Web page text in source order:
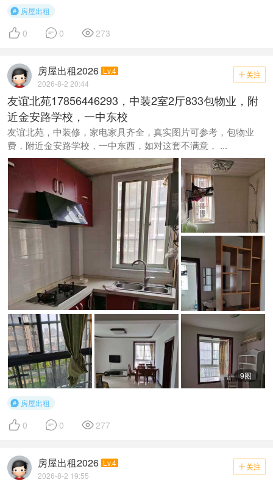
 房屋出租
 0  0 273
 关注
房屋出租2026 Lv.4
2026-8-2 20:44
友谊北苑17856446293，中装2室2厅833包物业，附
近金安路学校，一中东校
友谊北苑，中装修，家电家具齐全，真实图片可参考，包物业
费，附近金安路学校，一中东西，如对这套不满意， ...
9图
 房屋出租
 0  0  277
 关注
房屋出租2026 Lv.4
2026-8-2 19:55